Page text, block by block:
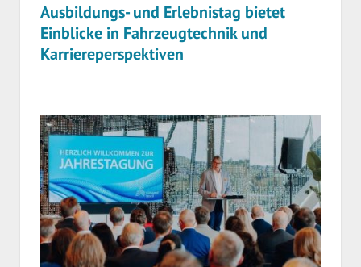
Ausbildungs- und Erlebnistag bietet
Einblicke in Fahrzeugtechnik und
Karriereperspektiven